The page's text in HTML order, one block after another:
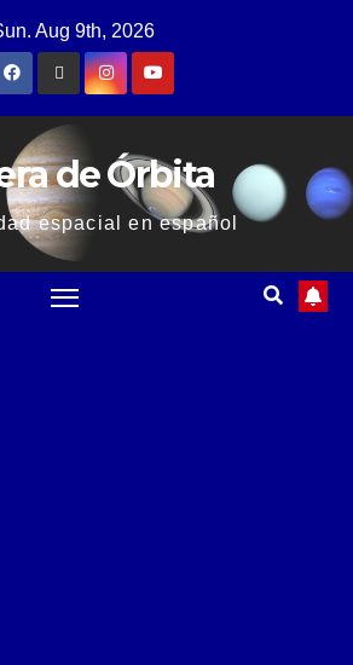
Aug 9th, 2026
de Órbita
espacial en español